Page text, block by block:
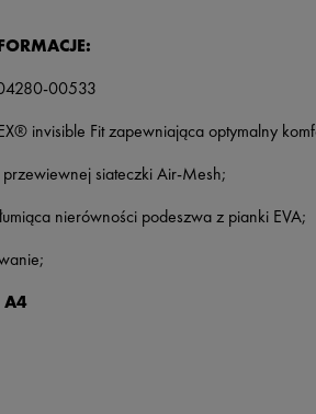
00533
invisible Fit zapewniająca optymalny
siateczki Air-Mesh;
nierówności podeszwa z pianki EVA;
A4